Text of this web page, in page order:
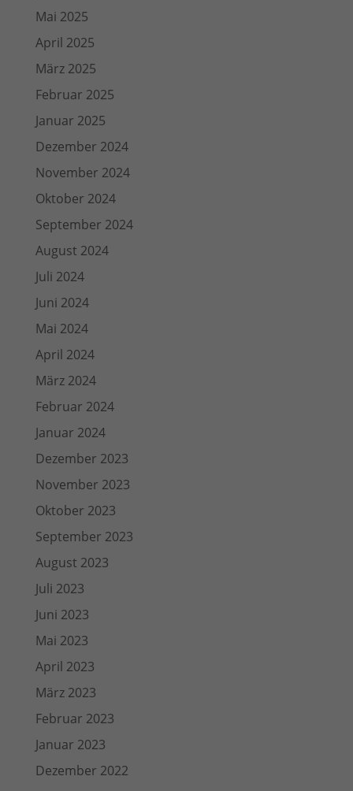
Mai 2025
April 2025
März 2025
Februar 2025
Januar 2025
Dezember 2024
November 2024
Oktober 2024
September 2024
August 2024
Juli 2024
Juni 2024
Mai 2024
April 2024
März 2024
Februar 2024
Januar 2024
Dezember 2023
November 2023
Oktober 2023
September 2023
August 2023
Juli 2023
Juni 2023
Mai 2023
April 2023
März 2023
Februar 2023
Januar 2023
Dezember 2022